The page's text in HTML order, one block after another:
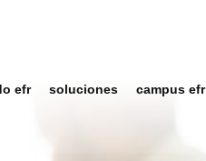
efr soluciones campus efr